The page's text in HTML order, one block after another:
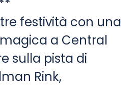
festività con una
a Central
sulla pista di
Rink,